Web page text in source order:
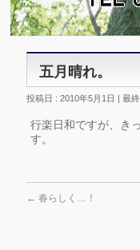
五月晴れ。
投稿日 : 2010年5月1日 最
行楽日和ですが、き
す。
← 春らしく…！